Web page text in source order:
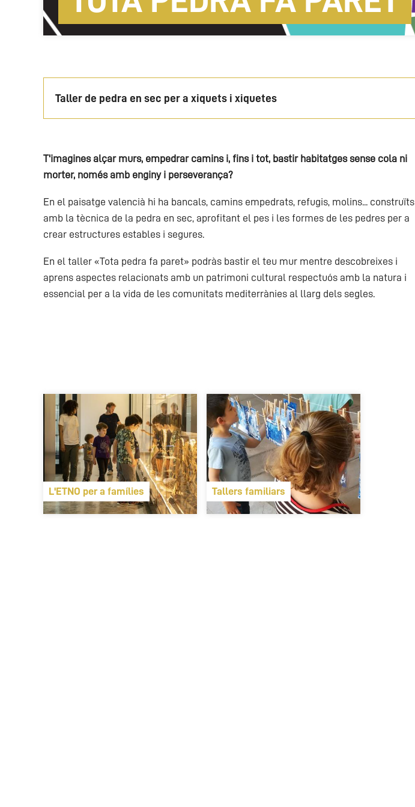
Taller de pedra en sec per a xiquets i xiquetes
T'imagines alçar murs, empedrar camins i, fins i tot, bastir habitatges sense cola ni
morter, només amb enginy i perseverança?
En el paisatge valencià hi ha bancals, camins empedrats, refugis, molins... construïts
amb la tècnica de la pedra en sec, aprofitant el pes i les formes de les pedres per a
crear estructures estables i segures.
En el taller «Tota pedra fa paret» podràs bastir el teu mur mentre descobreixes i
aprens aspectes relacionats amb un patrimoni cultural respectuós amb la natura i
essencial per a la vida de les comunitats mediterrànies al llarg dels segles.
L'ETNO per a famílies Tallers familiars